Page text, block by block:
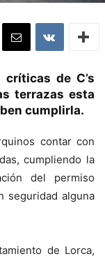
de C’s
terrazas esta
cumplirla.
contar con
cumpliendo la
del permiso
seguridad alguna
de Lorca,